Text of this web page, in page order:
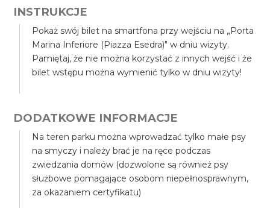
INSTRUKCJE
Pokaż swój bilet na smartfona przy wejściu na „Porta
Marina Inferiore (Piazza Esedra)" w dniu wizyty.
Pamiętaj, że nie można korzystać z innych wejść i że
bilet wstępu można wymienić tylko w dniu wizyty!
DODATKOWE INFORMACJE
Na teren parku można wprowadzać tylko małe psy
na smyczy i należy brać je na ręce podczas
zwiedzania domów (dozwolone są również psy
służbowe pomagające osobom niepełnosprawnym,
za okazaniem certyfikatu)